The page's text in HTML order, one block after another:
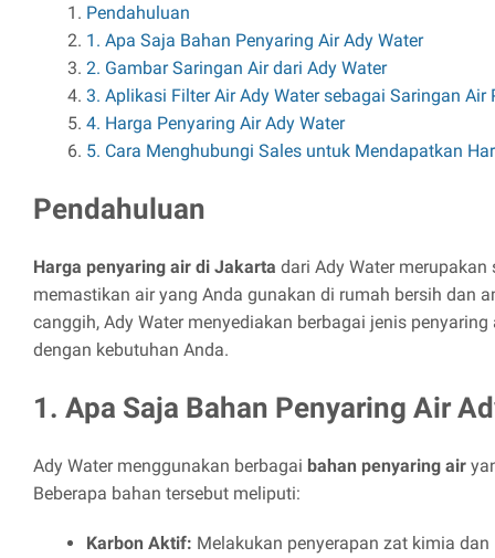
Pendahuluan
1. Apa Saja Bahan Penyaring Air Ady Water
2. Gambar Saringan Air dari Ady Water
3. Aplikasi Filter Air Ady Water sebagai Saringan Air
4. Harga Penyaring Air Ady Water
5. Cara Menghubungi Sales untuk Mendapatkan
Pendahuluan
Harga penyaring air di Jakarta dari Ady Water
memastikan air yang Anda gunakan di rumah bersih dan
canggih, Ady Water menyediakan berbagai jenis
dengan kebutuhan Anda.
1. Apa Saja Bahan Penyaring Air
Ady Water menggunakan berbagai bahan penyaring air
Beberapa bahan tersebut meliputi:
Karbon Aktif: Melakukan penyerapan zat kimia